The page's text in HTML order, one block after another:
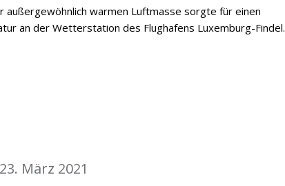
außergewöhnlich warmen Luftmasse sorgte für einen
an der Wetterstation des Flughafens Luxemburg-Findel.
März 2021